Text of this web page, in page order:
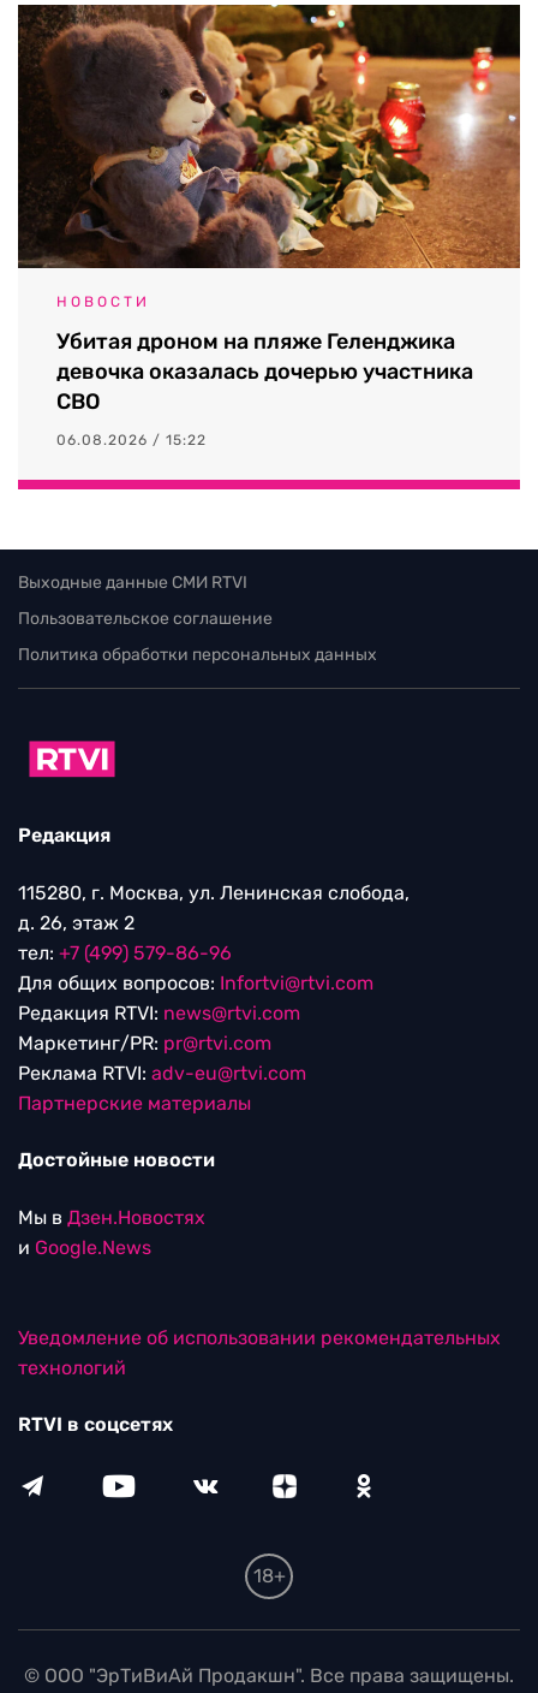
НОВОСТИ
Убитая дроном на пляже Геленджика
девочка оказалась дочерью участника
СВО
06.08.2026 / 15:22
Выходные данные СМИ RTVI
Пользовательское соглашение
Политика обработки персональных данных
Редакция
115280, г. Москва, ул. Ленинская слобода,
д. 26, этаж 2
тел: +7 (499) 579-86-96
Для общих вопросов: Infortvi@rtvi.com
Редакция RTVI: news@rtvi.com
Маркетинг/PR: pr@rtvi.com
Реклама RTVI: adv-eu@rtvi.com
Партнерские материалы
Достойные новости
Мы в Дзен.Новостях
и Google.News
Уведомление об использовании рекомендательных
технологий
RTVI в соцсетях
18+
© ООО "ЭрТиВиАй Продакшн". Все права защищены.